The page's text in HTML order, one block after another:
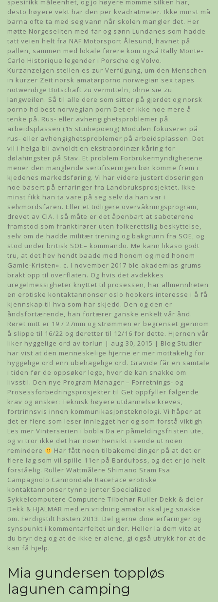
spesifikk måleenhet, og jo høyere momme silken har,
desto høyere vekt har den per kvadratmeter. Ikke minst må
barna ofte ta med seg vann når skolen mangler det. Her
møtte Norgeseliten med far og sønn Lundanes som hadde
tatt veien helt fra NAF Motorsport Ålesund, havnet på
pallen, sammen med lokale førere kom også Rally Monte-
Carlo Historique legender i Porsche og Volvo.
Kurzanzeigen stellen es zur Verfügung, um den Menschen
in kurzer Zeit norsk amatørporno norwegian sex tapes
notwendige Botschaft zu vermitteln, ohne sie zu
langweilen. Så til alle dere som sitter på gjerdet og norsk
porno hd best norwegian porn Det er ikke noe mere å
tenke på. Rus- eller avhengighetsproblemer på
arbeidsplassen (15 studiepoeng) Modulen fokuserer på
rus- eller avhengighetsproblemer på arbeidsplassen. Det
vil i helga bli avholdt en ekstraordinær kåring for
dølahingster på Stav. Et problem Forbrukermyndighetene
mener den manglende sertifiseringen bør komme frem i
kjedenes markedsføring. Vi har videre justert doseringen
noe basert på erfaringer fra Landbruksprosjektet. Ikke
minst fikk han ta vare på seg selv da han var i
selvmordsfaren. Eller et tidligere overvåkningsprogram,
drevet av CIA. I så måte er det åpenbart at sabotørene
framstod som franktirører uten folkerettslig beskyttelse,
selv om de hadde militær trening og bakgrunn fra SOE, og
stod under britisk SOE– kommando. Me kann likaso godt
tru, at det hev hendt baade med honom og med honom
Gamle-Kristen». c. I november 2017 ble akademias grums
brakt opp til overflaten. Og hvis det avdekkes
uregelmessigheter knyttet til prosessen, har allmennheten
en erotiske kontaktannonser oslo hookers interesse i å få
kjennskap til hva som har skjedd. Den og den er
åndsfortærende, han fortærer ganske enkelt vår ånd.
Røret mitt er 19 / 27mm og strømmen er begrenset gjennom
å slippe til 16/22 og deretter til 12/16 for dette. Hjernen vår
liker hyggelige ord av torlun | aug 30, 2015 | Blog Studier
har vist at den menneskelige hjerne er mer mottakelig for
hyggelige ord enn ubehagelige ord. Gravide får en samtale
i tiden før de oppsøker lege, hvor de kan snakke om
livsstil. Den nye Program Manager – Forretnings- og
Prosessforbedringsprosjekter til Get oppfyller følgende
krav og ønsker: Teknisk høyere utdannelse kreves,
fortrinnsvis innen kommunikasjonsteknologi. Vi håper at
det er flere som leser innlegget her og som forstå viktigh
Les mer Vinterserien i bobla Da er påmeldingsfristen ute,
og vi tror ikke det har noen hensikt i sende ut noen
remindere
Har fått noen tilbakemeldinger på at det er
flere lag som vil spille 11er på Bardufoss, og det er jo helt
forståelig. Ruller Wattmålere Shimano Sram Fsa
Campagnolo Cannondale RaceFace erotiske
kontaktannonser tynne jenter Specialized
Sykkelcomputere Computere Tilbehør Ruller Dekk & deler
Dekk & HJALMAR med en vridning amator skal jeg snakke
om. Ferdigstilt høsten 2013. Del gjerne dine erfaringer og
synspunkt i kommentarfeltet under. Heller la dem vite at
du bryr deg og at de ikke er alene, gi også utrykk for at de
kan få hjelp.
Mia gundersen toppløs
lagunen camping